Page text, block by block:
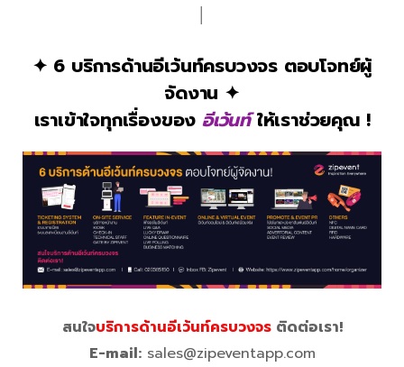
✦ 6 บริการด้านอีเว้นท์ครบวงจร ตอบโจทย์ผู้
จัดงาน ✦
เราเข้าใจทุกเรื่องของ อีเว้นท์ให้เราช่วยคุณ !
สนใจบริการด้านอีเว้นท์ครบวงจรติดต่อเรา!
E-mail:sales@zipeventapp.com